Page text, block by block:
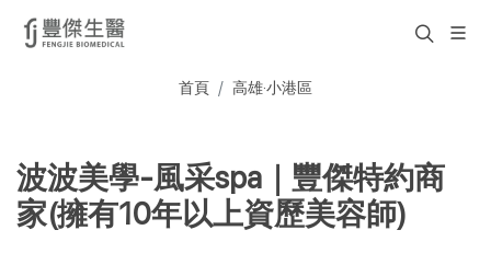
首頁 高雄·小港區
波波美學-風采spa｜豐傑特約商
家(擁有10年以上資歷美容師)